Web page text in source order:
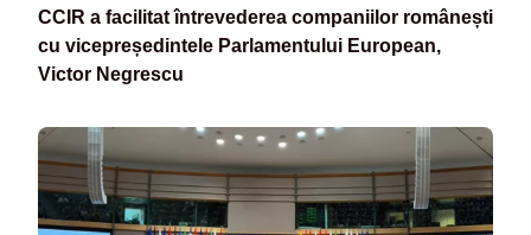
CCIR a facilitat întrevederea companiilor românești
cu vicepreședintele Parlamentului European,
Victor Negrescu